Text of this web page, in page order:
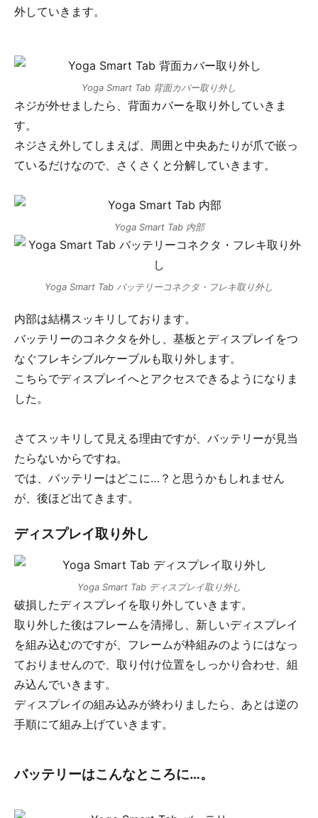
外していきます。
Yoga Smart Tab 背面カバー取り外し
ネジが外せましたら、背面カバーを取り外していきま
す。
ネジさえ外してしまえば、周囲と中央あたりが爪で嵌っ
ているだけなので、さくさくと分解していきます。
Yoga Smart Tab 内部
Yoga Smart Tab バッテリーコネクタ・フレキ取り外し
内部は結構スッキリしております。
バッテリーのコネクタを外し、基板とディスプレイをつ
なぐフレキシブルケーブルも取り外します。
こちらでディスプレイへとアクセスできるようになりま
した。
さてスッキリして見える理由ですが、バッテリーが見当
たらないからですね。
では、バッテリーはどこに…？と思うかもしれません
が、後ほど出てきます。
ディスプレイ取り外し
Yoga Smart Tab ディスプレイ取り外し
破損したディスプレイを取り外していきます。
取り外した後はフレームを清掃し、新しいディスプレイ
を組み込むのですが、フレームが枠組みのようにはなっ
ておりませんので、取り付け位置をしっかり合わせ、組
み込んでいきます。
ディスプレイの組み込みが終わりましたら、あとは逆の
手順にて組み上げていきます。
バッテリーはこんなところに…。